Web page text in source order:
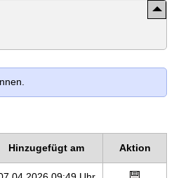
Hinzugefügt am Aktion